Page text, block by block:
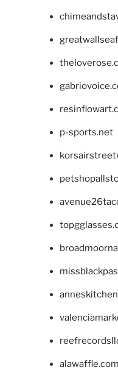
p-sports.net
alawaffle.com